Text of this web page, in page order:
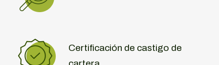
Certificación de castigo de